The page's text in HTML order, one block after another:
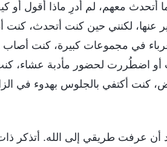
معهم، لم أدرِ ماذا أقول أو
عنها، لكنني حين كنت أتحدث،
في مجموعات كبيرة، كنت
أو اضطُررت لحضور مأدبة عشاء،
كنت أكتفي بالجلوس بهدوء في
أن عرفت طريقي إلى الله. أتذكر